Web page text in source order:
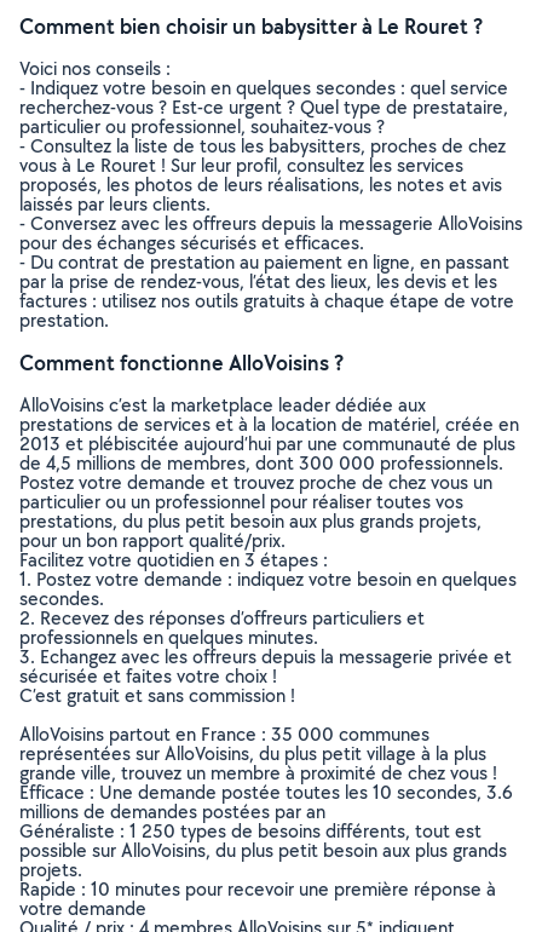
Comment bien choisir un babysitter à Le Rouret ?
Voici nos conseils :
- Indiquez votre besoin en quelques secondes : quel service
recherchez-vous ? Est-ce urgent ? Quel type de prestataire,
particulier ou professionnel, souhaitez-vous ?
- Consultez la liste de tous les babysitters, proches de chez
vous à Le Rouret ! Sur leur profil, consultez les services
proposés, les photos de leurs réalisations, les notes et avis
laissés par leurs clients.
- Conversez avec les offreurs depuis la messagerie AlloVoisins
pour des échanges sécurisés et efficaces.
- Du contrat de prestation au paiement en ligne, en passant
par la prise de rendez-vous, l’état des lieux, les devis et les
factures : utilisez nos outils gratuits à chaque étape de votre
prestation.
Comment fonctionne AlloVoisins ?
AlloVoisins c’est la marketplace leader dédiée aux
prestations de services et à la location de matériel, créée en
2013 et plébiscitée aujourd’hui par une communauté de plus
de 4,5 millions de membres, dont 300 000 professionnels.
Postez votre demande et trouvez proche de chez vous un
particulier ou un professionnel pour réaliser toutes vos
prestations, du plus petit besoin aux plus grands projets,
pour un bon rapport qualité/prix.
Facilitez votre quotidien en 3 étapes :
1. Postez votre demande : indiquez votre besoin en quelques
secondes.
2. Recevez des réponses d’offreurs particuliers et
professionnels en quelques minutes.
3. Echangez avec les offreurs depuis la messagerie privée et
sécurisée et faites votre choix !
C’est gratuit et sans commission !
AlloVoisins partout en France : 35 000 communes
représentées sur AlloVoisins, du plus petit village à la plus
grande ville, trouvez un membre à proximité de chez vous !
Efficace : Une demande postée toutes les 10 secondes, 3.6
millions de demandes postées par an
Généraliste : 1 250 types de besoins différents, tout est
possible sur AlloVoisins, du plus petit besoin aux plus grands
projets.
Rapide : 10 minutes pour recevoir une première réponse à
votre demande